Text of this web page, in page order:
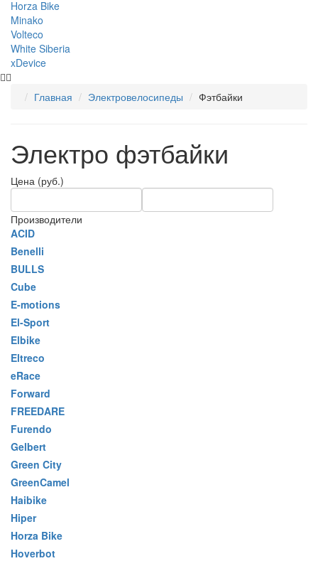
Horza Bike
Minako
Volteco
White Siberia
xDevice
Главная Электровелосипеды Фэтбайки
Электро фэтбайки
Цена (руб.)
Производители
ACID
Benelli
BULLS
Cube
E-motions
El-Sport
Elbike
Eltreco
eRace
Forward
FREEDARE
Furendo
Gelbert
Green City
GreenCamel
Haibike
Hiper
Horza Bike
Hoverbot